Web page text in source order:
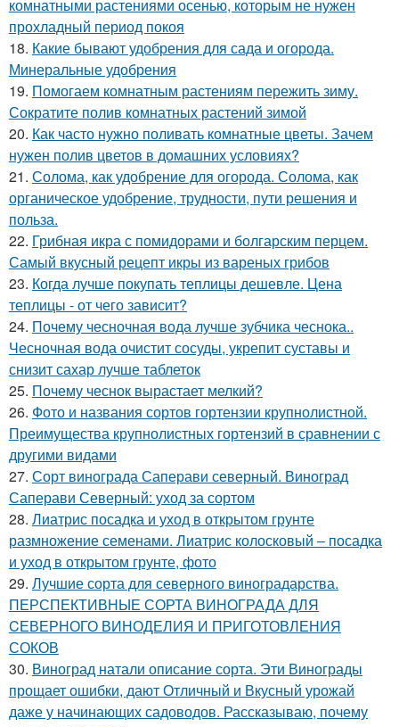
комнатными растениями осенью, которым не нужен
прохладный период покоя
18. Какие бывают удобрения для сада и огорода.
Минеральные удобрения
19. Помогаем комнатным растениям пережить зиму.
Сократите полив комнатных растений зимой
20. Как часто нужно поливать комнатные цветы. Зачем
нужен полив цветов в домашних условиях?
21. Солома, как удобрение для огорода. Солома, как
органическое удобрение, трудности, пути решения и
польза.
22. Грибная икра с помидорами и болгарским перцем.
Самый вкусный рецепт икры из вареных грибов
23. Когда лучше покупать теплицы дешевле. Цена
теплицы - от чего зависит?
24. Почему чесночная вода лучше зубчика чеснока..
Чесночная вода очистит сосуды, укрепит суставы и
снизит сахар лучше таблеток
25. Почему чеснок вырастает мелкий?
26. Фото и названия сортов гортензии крупнолистной.
Преимущества крупнолистных гортензий в сравнении с
другими видами
27. Сорт винограда Саперави северный. Виноград
Саперави Северный: уход за сортом
28. Лиатрис посадка и уход в открытом грунте
размножение семенами. Лиатрис колосковый – посадка
и уход в открытом грунте, фото
29. Лучшие сорта для северного виноградарства.
ПЕРСПЕКТИВНЫЕ СОРТА ВИНОГРАДА ДЛЯ
CЕВЕРНОГО ВИНОДЕЛИЯ И ПРИГОТОВЛЕНИЯ
СОКОВ
30. Виноград натали описание сорта. Эти Винограды
прощает ошибки, дают Отличный и Вкусный урожай
даже у начинающих садоводов. Рассказываю, почему